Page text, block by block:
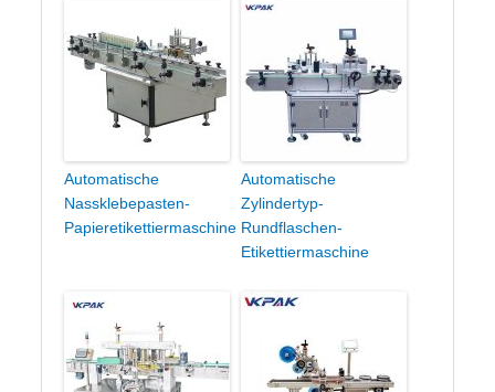
Automatische
Nassklebepasten-
Papieretikettiermaschine
Automatische
Zylindertyp-
Rundflaschen-
Etikettiermaschine